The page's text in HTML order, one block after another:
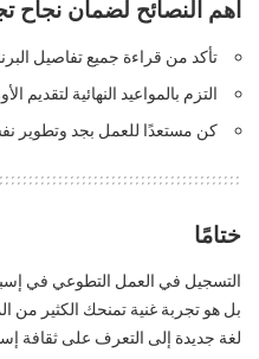
أهم النصائح لضمان نجاح
تأكد من قراءة جميع تفاصيل
التزم بالمواعيد النهائية لتقديم
كن مستعدًا للعمل بجد وتطوير
ختامًا
بل هو تجربة غنية تمنحك الكثير من
لغة جديدة إلى التعرف على ثقافة